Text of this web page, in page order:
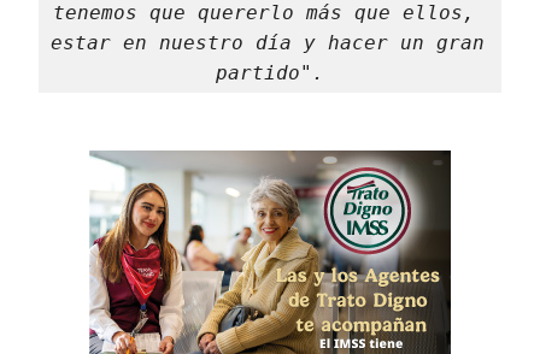
tenemos que quererlo más que ellos,
estar en nuestro día y hacer un gran
partido".